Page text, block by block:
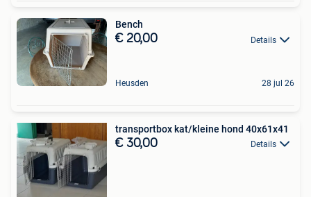
Bench
€ 20,00 Details
Heusden 28 jul 26
transportbox kat/kleine hond 40x61x41
€ 30,00 Details